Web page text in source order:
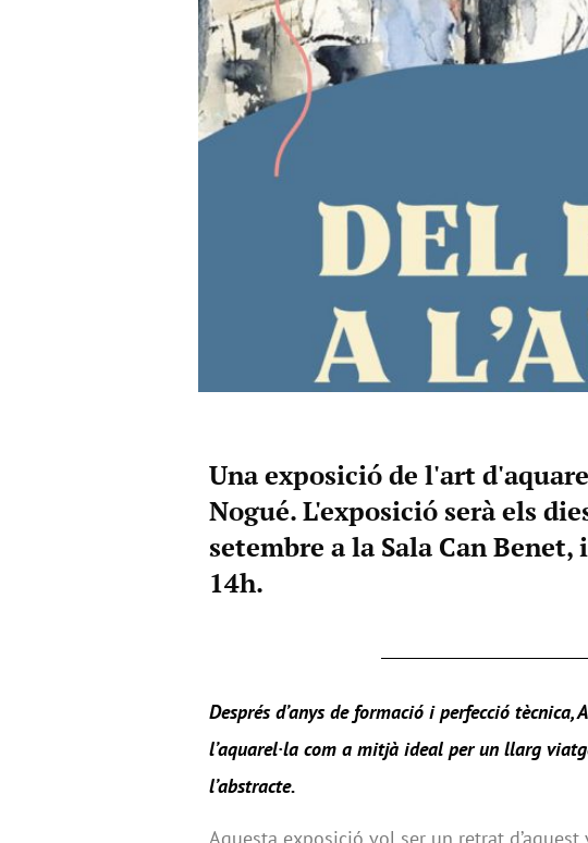
Una exposició de l'art
Nogué. L'exposició serà els
setembre a la Sala Can
14h.
Després d’anys de formació i perfecció tècnica,
l’aquarel·la com a mitjà ideal per un llarg
l’abstracte.